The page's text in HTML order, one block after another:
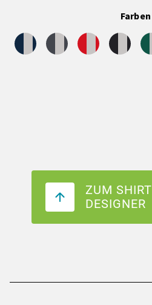
Farben
ZUM SHIRT
DESIGNER